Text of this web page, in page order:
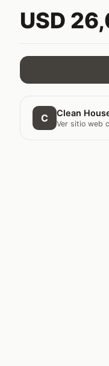
USD
C Clean
Ver sitio web